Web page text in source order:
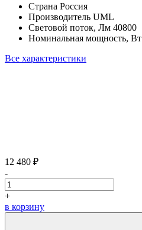
Страна Россия
Производитель UML
Световой поток, Лм 40800
Номинальная мощность, Вт
Все характеристики
12 480 ₽
-
+
в корзину